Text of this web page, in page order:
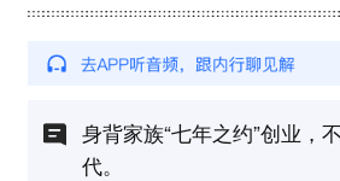
身背家族“七年之约”创业，
代。